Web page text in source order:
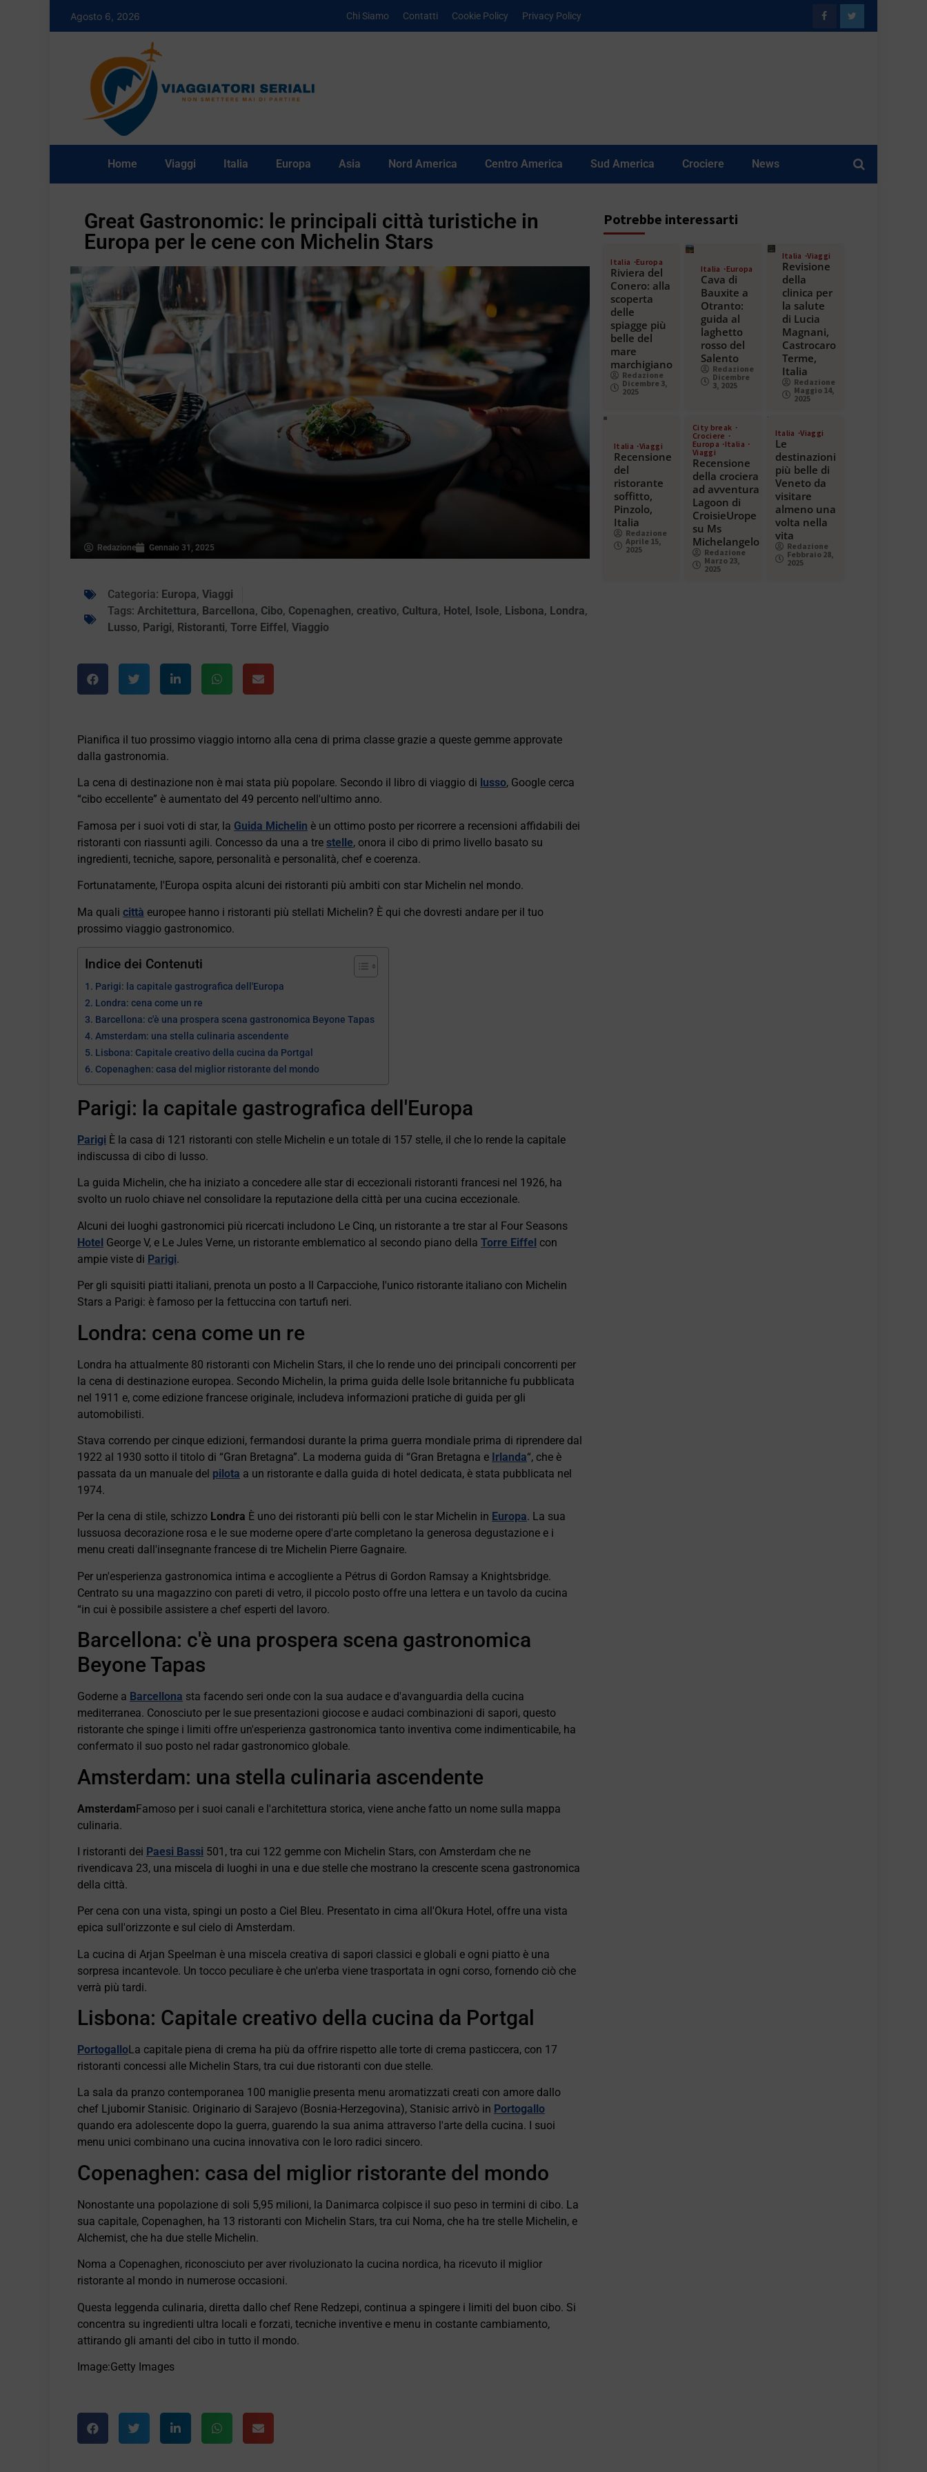
Agosto 6, 2026 Chi Siamo Contatti Cookie Policy Privacy Policy
Home Viaggi Italia Europa Asia Nord America Centro America Sud America Crociere News
Great Gastronomic: le principali città turistiche in
Europa per le cene con Michelin Stars
Redazione Gennaio 31, 2025
Categoria: Europa, Viaggi
Tags: Architettura, Barcellona, Cibo, Copenaghen, creativo, Cultura, Hotel, Isole, Lisbona, Londra,
Lusso, Parigi, Ristoranti, Torre Eiffel, Viaggio
Pianifica il tuo prossimo viaggio intorno alla cena di prima classe grazie a queste gemme approvate
dalla gastronomia.
La cena di destinazione non è mai stata più popolare. Secondo il libro di viaggio di lusso, Google cerca
“cibo eccellente” è aumentato del 49 percento nell'ultimo anno.
Famosa per i suoi voti di star, la Guida Michelin è un ottimo posto per ricorrere a recensioni affidabili dei
ristoranti con riassunti agili. Concesso da una a tre stelle, onora il cibo di primo livello basato su
ingredienti, tecniche, sapore, personalità e personalità, chef e coerenza.
Fortunatamente, l'Europa ospita alcuni dei ristoranti più ambiti con star Michelin nel mondo.
Ma quali città europee hanno i ristoranti più stellati Michelin? È qui che dovresti andare per il tuo
prossimo viaggio gastronomico.
Indice dei Contenuti
Parigi: la capitale gastrografica dell'Europa
Londra: cena come un re
Barcellona: c'è una prospera scena gastronomica Beyone Tapas
Amsterdam: una stella culinaria ascendente
Lisbona: Capitale creativo della cucina da Portgal
Copenaghen: casa del miglior ristorante del mondo
Parigi: la capitale gastrografica dell'Europa
Parigi È la casa di 121 ristoranti con stelle Michelin e un totale di 157 stelle, il che lo rende la capitale
indiscussa di cibo di lusso.
La guida Michelin, che ha iniziato a concedere alle star di eccezionali ristoranti francesi nel 1926, ha
svolto un ruolo chiave nel consolidare la reputazione della città per una cucina eccezionale.
Alcuni dei luoghi gastronomici più ricercati includono Le Cinq, un ristorante a tre star al Four Seasons
Hotel George V, e Le Jules Verne, un ristorante emblematico al secondo piano della Torre Eiffel con
ampie viste di Parigi.
Per gli squisiti piatti italiani, prenota un posto a Il Carpacciohe, l'unico ristorante italiano con Michelin
Stars a Parigi: è famoso per la fettuccina con tartufi neri.
Londra: cena come un re
Londra ha attualmente 80 ristoranti con Michelin Stars, il che lo rende uno dei principali concorrenti per
la cena di destinazione europea. Secondo Michelin, la prima guida delle Isole britanniche fu pubblicata
nel 1911 e, come edizione francese originale, includeva informazioni pratiche di guida per gli
automobilisti.
Stava correndo per cinque edizioni, fermandosi durante la prima guerra mondiale prima di riprendere dal
1922 al 1930 sotto il titolo di “Gran Bretagna”. La moderna guida di “Gran Bretagna e Irlanda“, che è
passata da un manuale del pilota a un ristorante e dalla guida di hotel dedicata, è stata pubblicata nel
1974.
Per la cena di stile, schizzo Londra È uno dei ristoranti più belli con le star Michelin in Europa. La sua
lussuosa decorazione rosa e le sue moderne opere d'arte completano la generosa degustazione e i
menu creati dall'insegnante francese di tre Michelin Pierre Gagnaire.
Per un'esperienza gastronomica intima e accogliente a Pétrus di Gordon Ramsay a Knightsbridge.
Centrato su una magazzino con pareti di vetro, il piccolo posto offre una lettera e un tavolo da cucina
“in cui è possibile assistere a chef esperti del lavoro.
Barcellona: c'è una prospera scena gastronomica
Beyone Tapas
Goderne a Barcellona sta facendo seri onde con la sua audace e d'avanguardia della cucina
mediterranea. Conosciuto per le sue presentazioni giocose e audaci combinazioni di sapori, questo
ristorante che spinge i limiti offre un'esperienza gastronomica tanto inventiva come indimenticabile, ha
confermato il suo posto nel radar gastronomico globale.
Amsterdam: una stella culinaria ascendente
AmsterdamFamoso per i suoi canali e l'architettura storica, viene anche fatto un nome sulla mappa
culinaria.
I ristoranti dei Paesi Bassi 501, tra cui 122 gemme con Michelin Stars, con Amsterdam che ne
rivendicava 23, una miscela di luoghi in una e due stelle che mostrano la crescente scena gastronomica
della città.
Per cena con una vista, spingi un posto a Ciel Bleu. Presentato in cima all'Okura Hotel, offre una vista
epica sull'orizzonte e sul cielo di Amsterdam.
La cucina di Arjan Speelman è una miscela creativa di sapori classici e globali e ogni piatto è una
sorpresa incantevole. Un tocco peculiare è che un'erba viene trasportata in ogni corso, fornendo ciò che
verrà più tardi.
Lisbona: Capitale creativo della cucina da Portgal
PortogalloLa capitale piena di crema ha più da offrire rispetto alle torte di crema pasticcera, con 17
ristoranti concessi alle Michelin Stars, tra cui due ristoranti con due stelle.
La sala da pranzo contemporanea 100 maniglie presenta menu aromatizzati creati con amore dallo
chef Ljubomir Stanisic. Originario di Sarajevo (Bosnia-Herzegovina), Stanisic arrivò in Portogallo
quando era adolescente dopo la guerra, guarendo la sua anima attraverso l'arte della cucina. I suoi
menu unici combinano una cucina innovativa con le loro radici sincero.
Copenaghen: casa del miglior ristorante del mondo
Nonostante una popolazione di soli 5,95 milioni, la Danimarca colpisce il suo peso in termini di cibo. La
sua capitale, Copenaghen, ha 13 ristoranti con Michelin Stars, tra cui Noma, che ha tre stelle Michelin, e
Alchemist, che ha due stelle Michelin.
Noma a Copenaghen, riconosciuto per aver rivoluzionato la cucina nordica, ha ricevuto il miglior
ristorante al mondo in numerose occasioni.
Questa leggenda culinaria, diretta dallo chef Rene Redzepi, continua a spingere i limiti del buon cibo. Si
concentra su ingredienti ultra locali e forzati, tecniche inventive e menu in costante cambiamento,
attirando gli amanti del cibo in tutto il mondo.
Image:Getty Images
Potrebbe interessarti
Italia Europa
Riviera del
Conero: alla
scoperta
delle
spiagge più
belle del
mare
marchigiano
Redazione
Dicembre 3,
2025
Italia Europa
Cava di
Bauxite a
Otranto:
guida al
laghetto
rosso del
Salento
Redazione
Dicembre
3, 2025
Italia Viaggi
Revisione
della
clinica per
la salute
di Lucia
Magnani,
Castrocaro
Terme,
Italia
Redazione
Maggio 14,
2025
Italia Viaggi
Recensione
del
ristorante
soffitto,
Pinzolo,
Italia
Redazione
Aprile 15,
2025
City break
Crociere
Europa
Italia
Viaggi
Recensione
della crociera
ad avventura
Lagoon di
CroisieUrope
su Ms
Michelangelo
Redazione
Marzo 23,
2025
Italia Viaggi
Le
destinazioni
più belle di
Veneto da
visitare
almeno una
volta nella
vita
Redazione
Febbraio 28,
2025